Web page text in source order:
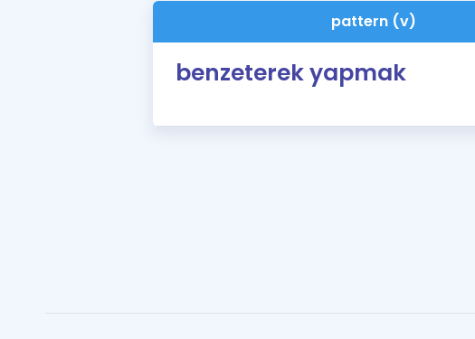
pattern (v)
benzeterek yapmak